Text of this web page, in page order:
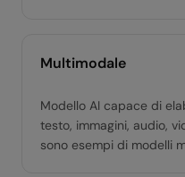
Multimodale
Modello AI capace di
testo, immagini, audio,
sono esempi di modelli